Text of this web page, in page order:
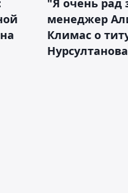
менеджер
Климас о
Нурсултанова